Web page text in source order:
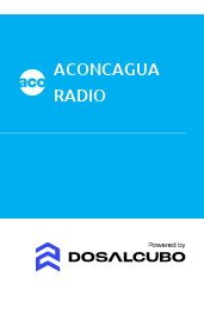
ACONCAGUA
RADIO